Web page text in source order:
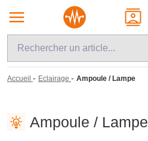
Accueil - Eclairage - Ampoule / Lampe
Ampoule / Lampe